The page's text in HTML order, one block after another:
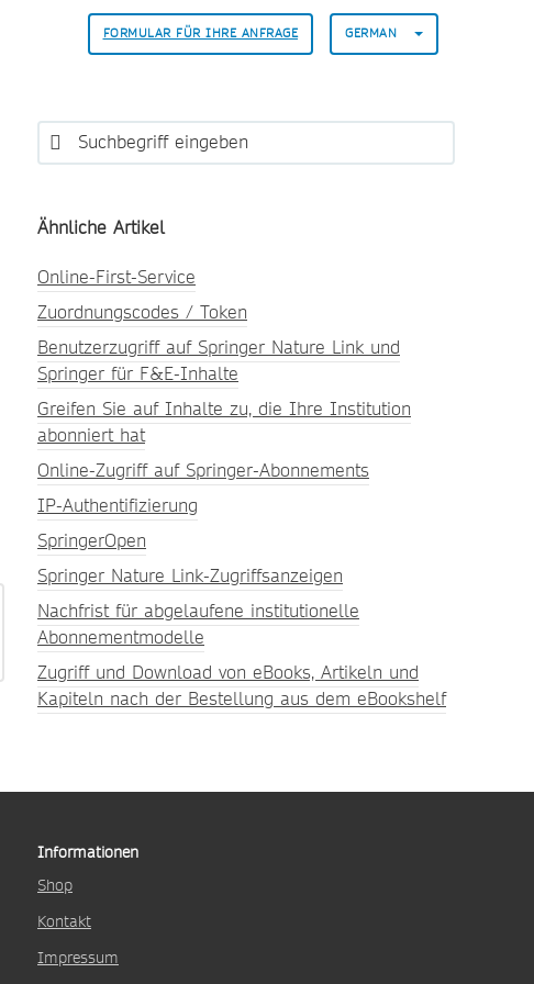
FORMULAR FÜR IHRE ANFRAGE GERMAN
Ähnliche Artikel
Online-First-Service
Zuordnungscodes / Token
Benutzerzugriff auf Springer Nature Link und
Springer für F&E-Inhalte
Greifen Sie auf Inhalte zu, die Ihre Institution
abonniert hat
Online-Zugriff auf Springer-Abonnements
IP-Authentifizierung
SpringerOpen
Springer Nature Link-Zugriffsanzeigen
Nachfrist für abgelaufene institutionelle
Abonnementmodelle
Zugriff und Download von eBooks, Artikeln und
Kapiteln nach der Bestellung aus dem eBookshelf
Informationen
Shop
Kontakt
Impressum